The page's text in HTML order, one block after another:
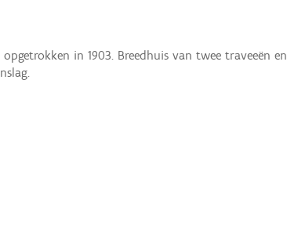
in 1903. Breedhuis van twee traveeën en